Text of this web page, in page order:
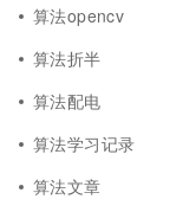
算法opencv
算法折半
算法配电
算法学习记录
算法文章